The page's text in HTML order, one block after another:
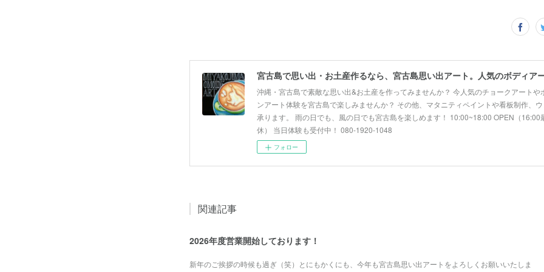
沖縄・宮古島で素敵な思い出&お土産を作ってみませんか？ 今人気のチョークアートや
ンアート体験を宮古島で楽しみませんか？ その他、マタニティペイントや看板制作、
承ります。 雨の日でも、風の日でも宮古島を楽しめます！ 10:00~18:00 OPEN（16:00
休） 当日体験も受付中！ 080-1920-1048
フォロー
関連記事
2026年度営業開始しております！
新年のご挨拶の時候も過ぎ（笑）とにもかくにも、今年も宮古島思い出アートをよろしくお願いいたしま